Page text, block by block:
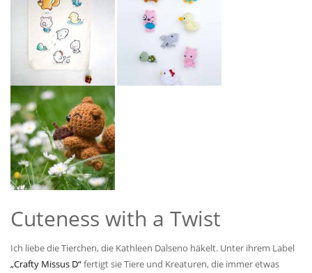
Cuteness with a Twist
Ich liebe die Tierchen, die Kathleen Dalseno häkelt. Unter ihrem Label
„Crafty Missus D“fertigt sie Tiere und Kreaturen, die immer etwas